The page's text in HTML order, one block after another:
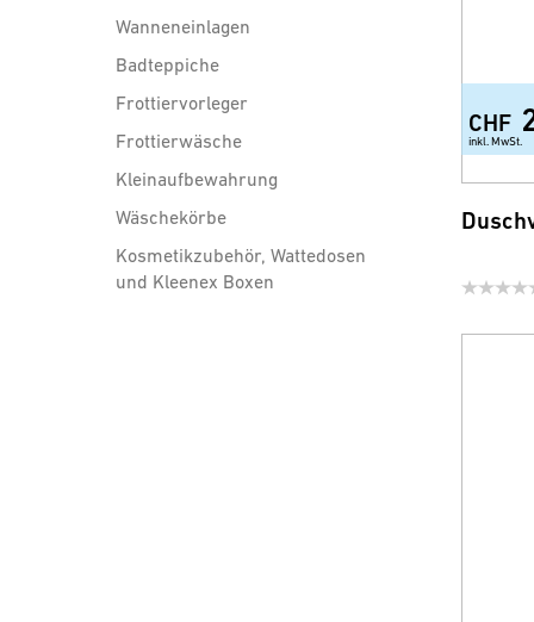
Wanneneinlagen
Badteppiche
Frottiervorleger
Frottierwäsche
Kleinaufbewahrung
Wäschekörbe
Kosmetikzubehör, Wattedosen
und Kleenex Boxen
CHF
inkl. MwSt.